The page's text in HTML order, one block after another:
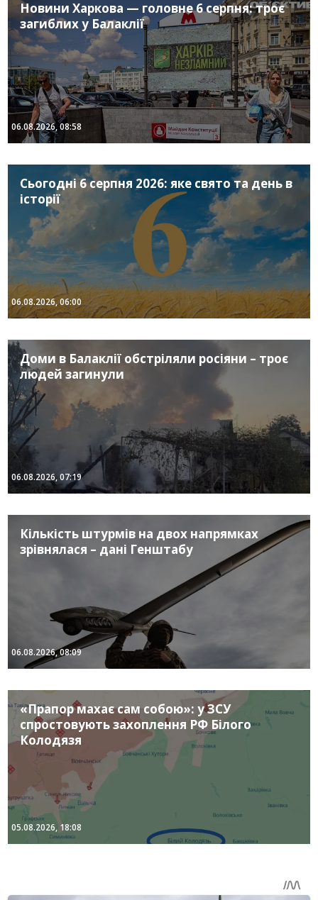
Новини Харкова — головне 6 серпня: троє
загиблих у Балаклії
06.08.2026, 08:58
Сьогодні 6 серпня 2026: яке свято та день в
історії
06.08.2026, 06:00
Доми в Балаклії обстріляли росіяни – троє
людей загинули
06.08.2026, 07:19
Кількість штурмів на двох напрямках
зрівнялася – дані Генштабу
06.08.2026, 08:09
«Прапор махає сам собою»: у ЗСУ
спростовують захоплення РФ Білого
Колодязя
05.08.2026, 18:08